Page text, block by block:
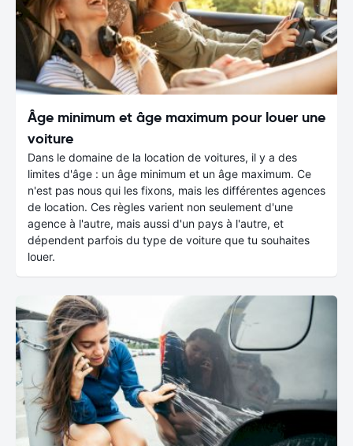
Âge minimum et âge maximum pour louer une
voiture
Dans le domaine de la location de voitures, il y a des
limites d'âge : un âge minimum et un âge maximum. Ce
n'est pas nous qui les fixons, mais les différentes agences
de location. Ces règles varient non seulement d'une
agence à l'autre, mais aussi d'un pays à l'autre, et
dépendent parfois du type de voiture que tu souhaites
louer.